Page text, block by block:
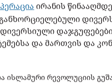
ირანის
და მართვის და
ისლამური რევოლუციის